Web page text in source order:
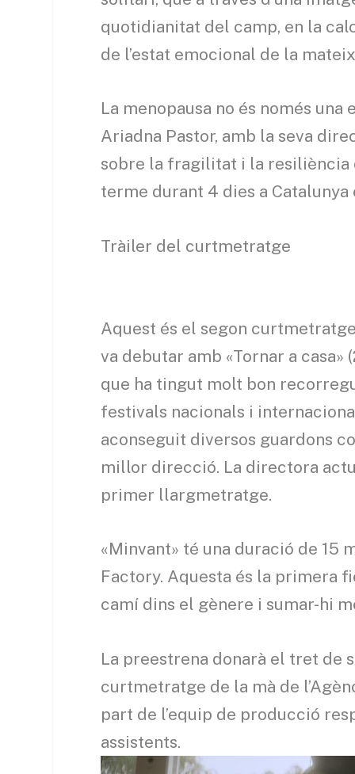
quotidianitat del camp, en la
de l’estat emocional de la
La menopausa no és només
Ariadna Pastor, amb la seva
sobre la fragilitat i la resiliència
terme durant 4 dies a
Tràiler del curtmetratge
Aquest és el segon
va debutar amb «Tornar a
que ha tingut molt bon
festivals nacionals i
aconseguit diversos guardons
millor direcció. La directora
primer llargmetratge.
«Minvant» té una duració de 15
Factory. Aquesta és la primera
camí dins el gènere i sumar-hi
La preestrena donarà el tret de
curtmetratge de la mà de
part de l’equip de producció
assistents.